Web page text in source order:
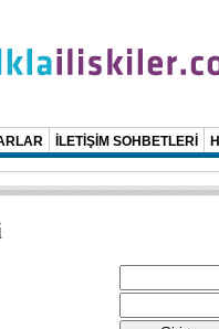
İLETİŞİM SOHBETLERİ